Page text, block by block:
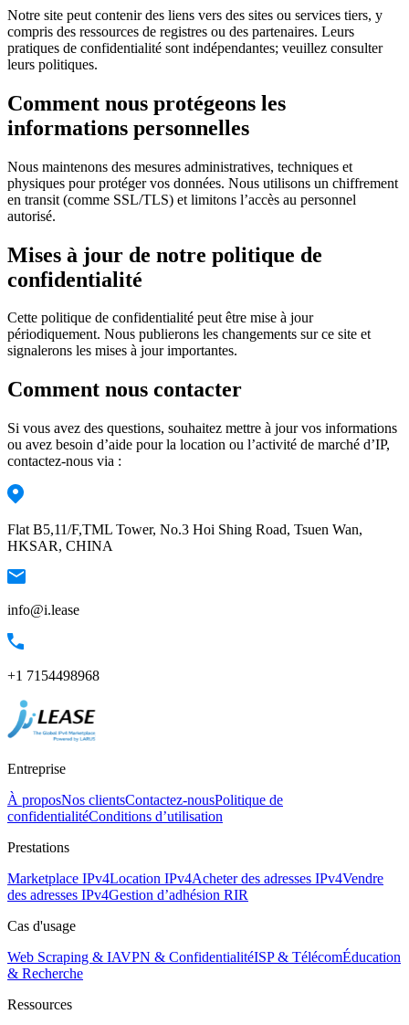
Notre site peut contenir des liens vers des sites ou services tiers, y
compris des ressources de registres ou des partenaires. Leurs
pratiques de confidentialité sont indépendantes; veuillez consulter
leurs politiques.
Comment nous protégeons les
informations personnelles
Nous maintenons des mesures administratives, techniques et
physiques pour protéger vos données. Nous utilisons un chiffrement
en transit (comme SSL/TLS) et limitons l’accès au personnel
autorisé.
Mises à jour de notre politique de
confidentialité
Cette politique de confidentialité peut être mise à jour
périodiquement. Nous publierons les changements sur ce site et
signalerons les mises à jour importantes.
Comment nous contacter
Si vous avez des questions, souhaitez mettre à jour vos informations
ou avez besoin d’aide pour la location ou l’activité de marché d’IP,
contactez-nous via :
Flat B5,11/F,TML Tower, No.3 Hoi Shing Road, Tsuen Wan,
HKSAR, CHINA
info@i.lease
+1 7154498968
Entreprise
À proposNos clientsContactez-nousPolitique de
confidentialitéConditions d’utilisation
Prestations
Marketplace IPv4Location IPv4Acheter des adresses IPv4Vendre
des adresses IPv4Gestion d’adhésion RIR
Cas d'usage
Web Scraping & IAVPN & ConfidentialitéISP & TélécomÉducation
& Recherche
Ressources